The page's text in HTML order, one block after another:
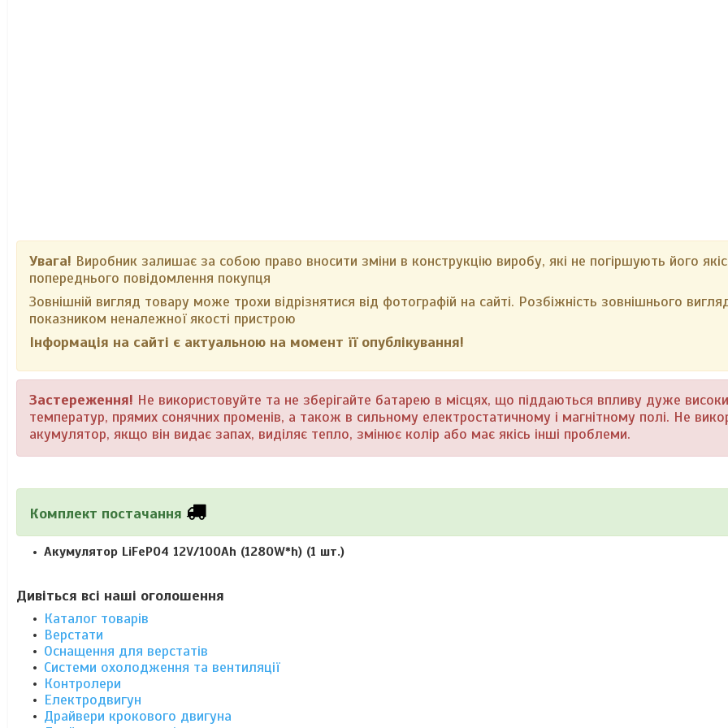
Увага! Виробник залишає за собою право вносити зміни в конструкцію виробу, які не погіршують його
попереднього повідомлення покупця
Зовнішній вигляд товару може трохи відрізнятися від фотографій на сайті. Розбіжність зовнішнього
показником неналежної якості пристрою
Інформація на сайті є актуальною на момент її опублікування!
Застереження! Не використовуйте та не зберігайте батарею в місцях, що піддаються впливу дуже
температур, прямих сонячних променів, а також в сильному електростатичному і магнітному полі. Не
акумулятор, якщо він видає запах, виділяє тепло, змінює колір або має якісь інші проблеми.
Комплект постачання
Акумулятор LiFePO4 12V/100Ah (1280W*h) (1 шт.)
Дивіться всі наші оголошення
Каталог товарів
Верстати
Оснащення для верстатів
Системи охолодження та вентиляції
Контролери
Електродвигун
Драйвери крокового двигуна